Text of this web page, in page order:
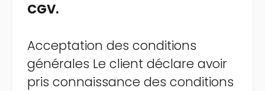
CGV.
Acceptation des conditions
générales Le client déclare avoir
pris connaissance des conditions